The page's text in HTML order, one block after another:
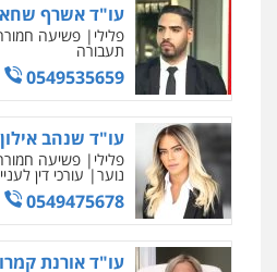
עו"ד אשרף
פלילי פשיעה
תעבורה
0549535659
עו"ד שנהב אילון
פלילי פשיעה
נוער עורכי דין
0549475678
עו"ד אורנת